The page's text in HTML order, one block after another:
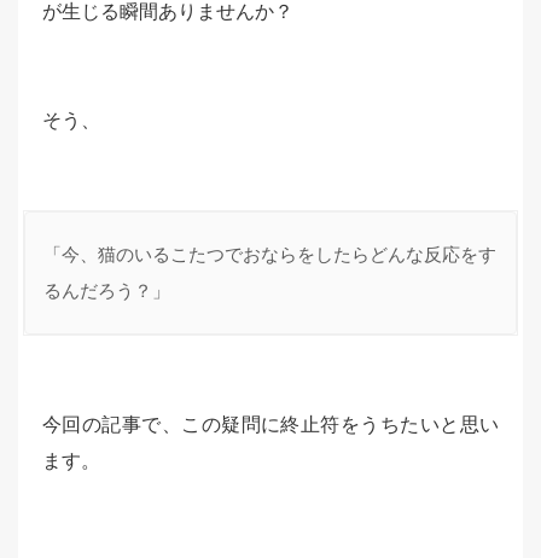
が生じる瞬間ありませんか？
そう、
「今、猫のいるこたつでおならをしたらどんな反応をす
るんだろう？」
今回の記事で、この疑問に終止符をうちたいと思い
ます。